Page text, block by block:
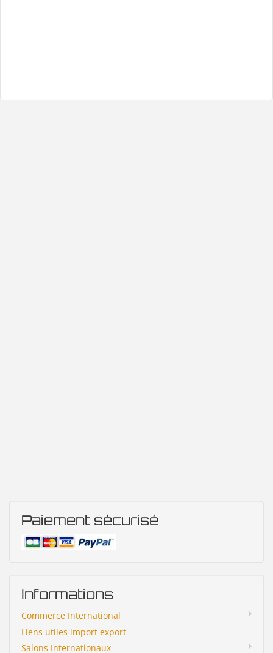
Paiement sécurisé
Informations
Commerce International
Liens utiles import export
Salons Internationaux